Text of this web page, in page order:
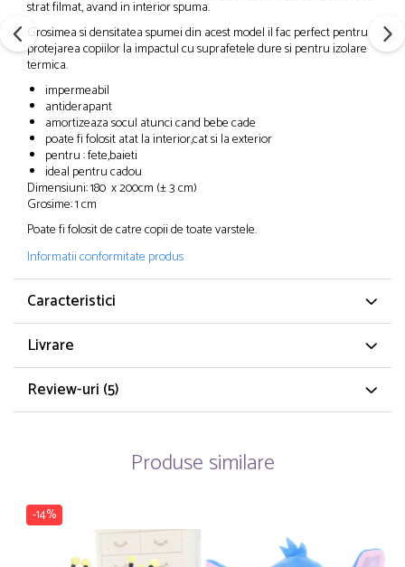
strat filmat, avand in interior spuma.
Grosimea si densitatea spumei din acest model il fac perfect pentru
protejarea copiilor la impactul cu suprafetele dure si pentru izolare
termica.
impermeabil
antiderapant
amortizeaza socul atunci cand bebe cade
poate fi folosit atat la interior,cat si la exterior
pentru : fete,baieti
ideal pentru cadou
Dimensiuni: 180 x 200cm (± 3 cm)
Grosime: 1 cm
Poate fi folosit de catre copii de toate varstele.
Informatii conformitate produs
Caracteristici
Livrare
Review-uri (5)
Produse similare
-14%